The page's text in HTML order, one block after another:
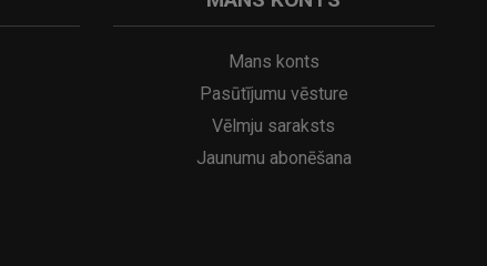
Mans konts
Pasūtījumu vēsture
Vēlmju saraksts
Jaunumu abonēšana